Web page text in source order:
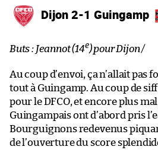
Dijon 2-1 Guingamp
Buts : Jeannot (14e) pour Dijon /
Au coup d’envoi, ça n’allait pas
tout à Guingamp. Au coup de
pour le DFCO, et encore plus mal
Guingampais ont d’abord pris
Bourguignons redevenus
de l’ouverture du score